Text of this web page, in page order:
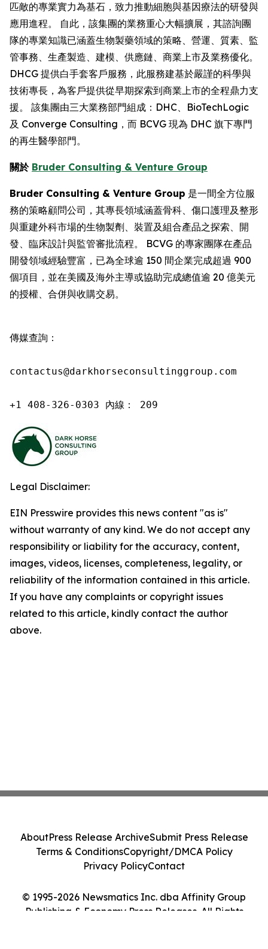
匹敵的專業實力為基石，致力推動細胞與基因療法的研發與
應用進程。 自此，該集團的業務重心大幅擴展，其諮詢團
隊的專業知識已涵蓋生物製藥領域的策略、營運、質素、監
管事務、生產製造、建模、供應鏈、商業上市及業務優化。
DHCG 提供白手套客戶服務，此服務建基於嚴謹的科學與
技術專長，為客戶提供從早期探索到商業上市的全程鼎力支
援。 該集團由三大業務部門組成：DHC、BioTechLogic
及 Converge Consulting，而 BCVG 現為 DHC 旗下專門
的再生醫學部門。
關於 Bruder Consulting & Venture Group
Bruder Consulting & Venture Group 是一間全方位服
務的策略顧問公司，其專長領域涵蓋骨科、傷口護理及整形
與重建外科市場的生物製劑、裝置及組合產品之探索、開
發、臨床設計與監管審批流程。 BCVG 的專家團隊在產品
開發領域經驗豐富，已為全球逾 150 間企業完成超過 900
個項目，並在美國及海外主導或協助完成總值逾 20 億美元
的授權、合併與收購交易。
傳媒查詢：
contactus@darkhorseconsultinggroup.com
+1 408-326-0303 內線： 209
Legal Disclaimer:
EIN Presswire provides this news content "as is"
without warranty of any kind. We do not accept any
responsibility or liability for the accuracy, content,
images, videos, licenses, completeness, legality, or
reliability of the information contained in this article.
If you have any complaints or copyright issues
related to this article, kindly contact the author
above.
© 1995-2026 Newsmatics Inc. dba Affinity Group
Publishing & Economy Press Releases. All Rights
AboutPress Release ArchiveSubmit Press Release
Terms & ConditionsCopyright/DMCA Policy
Privacy PolicyContact